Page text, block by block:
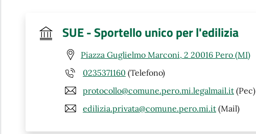
SUE - Sportello unico per l'edilizia
Piazza Guglielmo Marconi, 2 20016 Pero (MI)
0235371160 (Telefono)
protocollo@comune.pero.mi.legalmail.it (Pec)
edilizia.privata@comune.pero.mi.it (Mail)